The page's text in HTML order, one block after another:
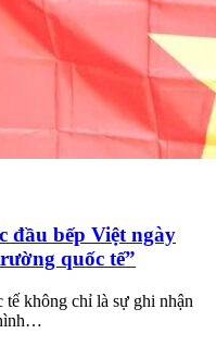
đầu bếp Việt ngày
quốc tế”
không chỉ là sự ghi nhận